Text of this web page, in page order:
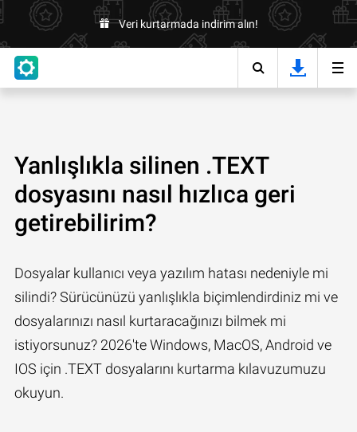
Veri kurtarmada indirim alın!
Yanlışlıkla silinen .TEXT
dosyasını nasıl hızlıca geri
getirebilirim?
Dosyalar kullanıcı veya yazılım hatası nedeniyle mi
silindi? Sürücünüzü yanlışlıkla biçimlendirdiniz mi ve
dosyalarınızı nasıl kurtaracağınızı bilmek mi
istiyorsunuz? 2026'te Windows, MacOS, Android ve
IOS için .TEXT dosyalarını kurtarma kılavuzumuzu
okuyun.